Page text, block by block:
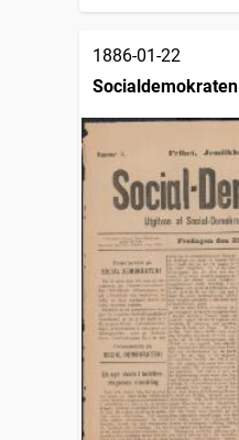
1886-01-22
Socialdemokraten